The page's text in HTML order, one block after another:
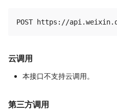
云调用
本接口不支持云调用。
第三方调用